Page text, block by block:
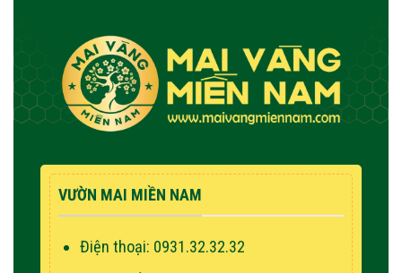
VƯỜN MAI MIỀN NAM
Điện thoại: 0931.32.32.32